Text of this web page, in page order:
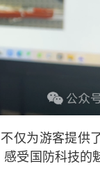
仅为游客提供
受国防科技的